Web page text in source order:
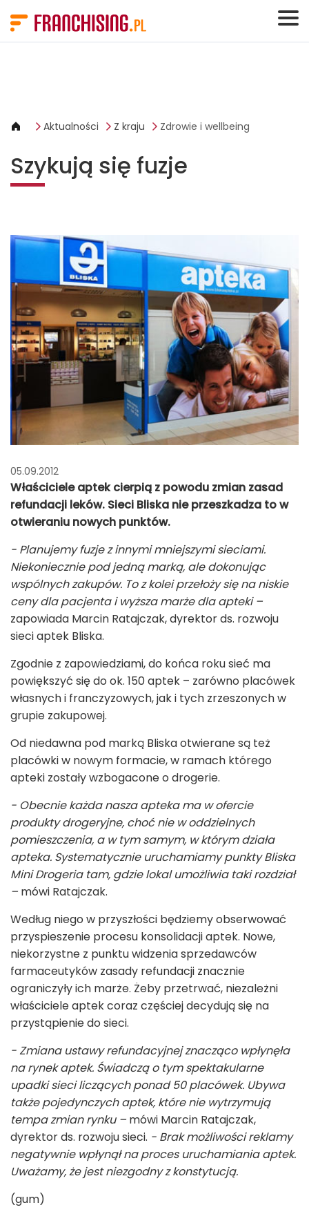
Aktualności Z kraju Zdrowie i wellbeing
Szykują się fuzje
05.09.2012
Właściciele aptek cierpią z powodu zmian zasad
refundacji leków. Sieci Bliska nie przeszkadza to w
otwieraniu nowych punktów.
- Planujemy fuzje z innymi mniejszymi sieciami.
Niekoniecznie pod jedną marką, ale dokonując
wspólnych zakupów. To z kolei przełoży się na niskie
ceny dla pacjenta i wyższa marże dla apteki –
zapowiada Marcin Ratajczak, dyrektor ds. rozwoju
sieci aptek Bliska.
Zgodnie z zapowiedziami, do końca roku sieć ma
powiększyć się do ok. 150 aptek – zarówno placówek
własnych i franczyzowych, jak i tych zrzeszonych w
grupie zakupowej.
Od niedawna pod marką Bliska otwierane są też
placówki w nowym formacie, w ramach którego
apteki zostały wzbogacone o drogerie.
- Obecnie każda nasza apteka ma w ofercie
produkty drogeryjne, choć nie w oddzielnych
pomieszczenia, a w tym samym, w którym działa
apteka. Systematycznie uruchamiamy punkty Bliska
Mini Drogeria tam, gdzie lokal umożliwia taki rozdział
– mówi Ratajczak.
Według niego w przyszłości będziemy obserwować
przyspieszenie procesu konsolidacji aptek. Nowe,
niekorzystne z punktu widzenia sprzedawców
farmaceutyków zasady refundacji znacznie
ograniczyły ich marże. Żeby przetrwać, niezależni
właściciele aptek coraz częściej decydują się na
przystąpienie do sieci.
- Zmiana ustawy refundacyjnej znacząco wpłynęła
na rynek aptek. Świadczą o tym spektakularne
upadki sieci liczących ponad 50 placówek. Ubywa
także pojedynczych aptek, które nie wytrzymują
tempa zmian rynku – mówi Marcin Ratajczak,
dyrektor ds. rozwoju sieci. - Brak możliwości reklamy
negatywnie wpłynął na proces uruchamiania aptek.
Uważamy, że jest niezgodny z konstytucją.
(gum)